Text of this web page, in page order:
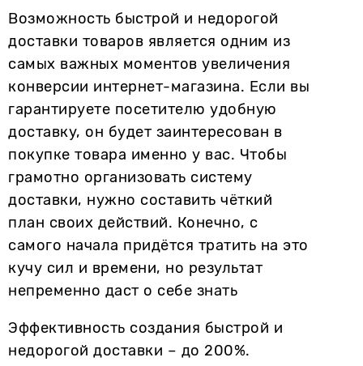
Возможность быстрой и недорогой
доставки товаров является одним из
самых важных моментов увеличения
конверсии интернет-магазина. Если вы
гарантируете посетителю удобную
доставку, он будет заинтересован в
покупке товара именно у вас. Чтобы
грамотно организовать систему
доставки, нужно составить чёткий
план своих действий. Конечно, с
самого начала придётся тратить на это
кучу сил и времени, но результат
непременно даст о себе знать
Эффективность создания быстрой и
недорогой доставки – до 200%.